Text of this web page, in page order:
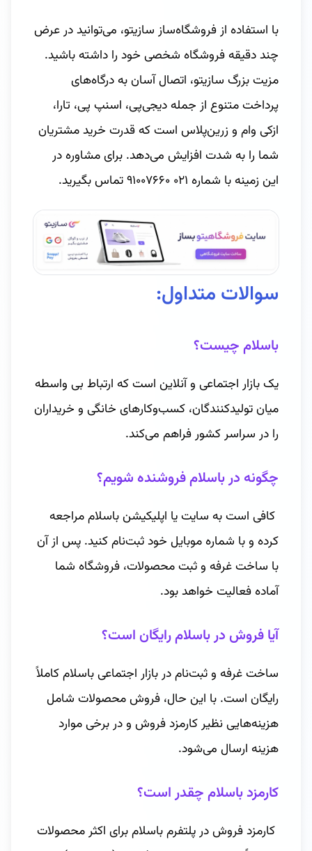
با استفاده از فروشگاه‌ساز سازیتو، می‌توانید در عرض
چند دقیقه فروشگاه شخصی خود را داشته باشید.
مزیت بزرگ سازیتو، اتصال آسان به درگاه‌های
پرداخت متنوع از جمله دیجی‌پی، اسنپ ‌پی، تارا،
ازکی ‌وام و زرین‌پلاس است که قدرت خرید مشتریان
شما را به شدت افزایش می‌دهد. برای مشاوره در
این زمینه با شماره ۰۲۱ ۹۱۰۰۷۶۶۰ تماس بگیرید.
سوالات متداول:
باسلام چیست؟
یک بازار اجتماعی و آنلاین است که ارتباط بی ‌واسطه
میان تولیدکنندگان، کسب‌وکارهای خانگی و خریداران
را در سراسر کشور فراهم می‌کند.
چگونه در باسلام فروشنده شویم؟
کافی است به سایت یا اپلیکیشن باسلام مراجعه
کرده و با شماره موبایل خود ثبت‌نام کنید. پس از آن
با ساخت غرفه و ثبت محصولات، فروشگاه شما
آماده فعالیت خواهد بود.
آیا فروش در باسلام رایگان است؟
ساخت غرفه و ثبت‌نام در بازار اجتماعی باسلام کاملاً
رایگان است. با این حال، فروش محصولات شامل
هزینه‌هایی نظیر کارمزد فروش و در برخی موارد
هزینه ارسال می‌شود.
کارمزد باسلام چقدر است؟
کارمزد فروش در پلتفرم باسلام برای اکثر محصولات